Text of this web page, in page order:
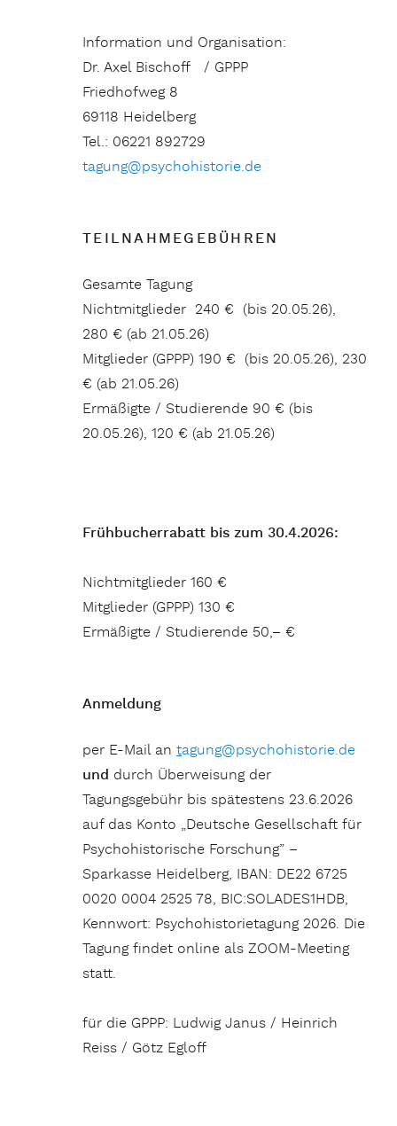
Information und Organisation:
Dr. Axel Bischoff / GPPP
Friedhofweg 8
69118 Heidelberg
Tel.: 06221 892729
tagung@psychohistorie.de
TEILNAHMEGEBÜHREN
Gesamte Tagung
Nichtmitglieder 240 € (bis 20.05.26),
280 € (ab 21.05.26)
Mitglieder (GPPP) 190 € (bis 20.05.26), 230
€ (ab 21.05.26)
Ermäßigte / Studierende 90 € (bis
20.05.26), 120 € (ab 21.05.26)
Frühbucherrabatt bis zum 30.4.2026:
Nichtmitglieder 160 €
Mitglieder (GPPP) 130 €
Ermäßigte / Studierende 50,– €
Anmeldung
per E-Mail antagung@psychohistorie.de
und durch Überweisung der
Tagungsgebühr bis spätestens 23.6.2026
auf das Konto „Deutsche Gesellschaft für
Psychohistorische Forschung” –
Sparkasse Heidelberg, IBAN: DE22 6725
0020 0004 2525 78, BIC:SOLADES1HDB,
Kennwort: Psychohistorietagung 2026. Die
Tagung findet online als ZOOM-Meeting
statt.
für die GPPP: Ludwig Janus / Heinrich
Reiss / Götz Egloff